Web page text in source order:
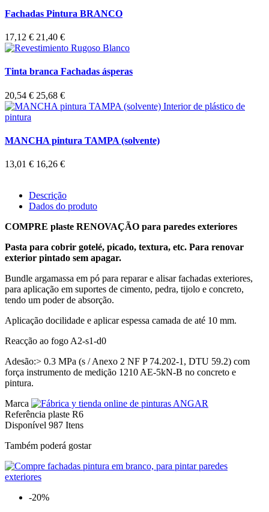
Fachadas Pintura BRANCO
17,12 € 21,40 €
Tinta branca Fachadas ásperas
20,54 € 25,68 €
MANCHA pintura TAMPA (solvente)
13,01 € 16,26 €
Descrição
Dados do produto
COMPRE plaste RENOVAÇÃO para paredes exteriores
Pasta para cobrir gotelé, picado, textura, etc. Para renovar
exterior pintado sem apagar.
Bundle argamassa em pó para reparar e alisar fachadas exteriores,
para aplicação em suportes de cimento, pedra, tijolo e concreto,
tendo um poder de absorção.
Aplicação docilidade e aplicar espessa camada de até 10 mm.
Reacção ao fogo A2-s1-d0
Adesão:> 0.3 MPa (s / Anexo 2 NF P 74.202-1, DTU 59.2) com
força instrumento de medição 1210 AE-5kN-B no concreto e
pintura.
Marca
Referência plaste R6
Disponível 987 Itens
Também poderá gostar
-20%